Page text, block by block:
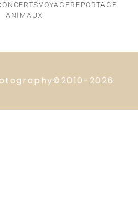
VOYAGEREPORTAGE
ANIMAUX
2026